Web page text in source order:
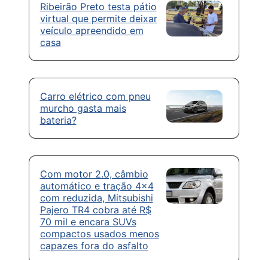
Ribeirão Preto testa pátio
virtual que permite deixar
veículo apreendido em
casa
Carro elétrico com pneu
murcho gasta mais
bateria?
Com motor 2.0, câmbio
automático e tração 4×4
com reduzida, Mitsubishi
Pajero TR4 cobra até R$
70 mil e encara SUVs
compactos usados menos
capazes fora do asfalto